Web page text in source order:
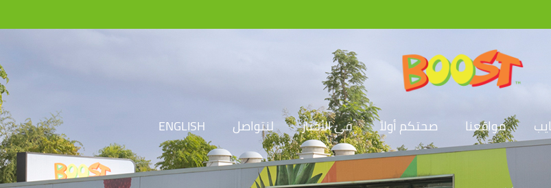
مواقعنا صحتكم أولاً في الأخبار لنتواصل ENGLISH